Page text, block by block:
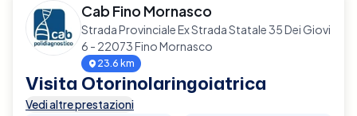
Cab Fino Mornasco
Strada Provinciale Ex Strada Statale 35 Dei Giovi
6 - 22073 Fino Mornasco
23.6 km
Visita Otorinolaringoiatrica
Vedi altre prestazioni